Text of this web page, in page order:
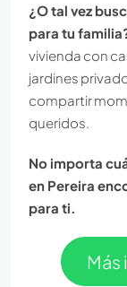
¿O tal vez
para tu
vivienda con
jardines
compartir
queridos.
No importa
en Pereira
para ti.